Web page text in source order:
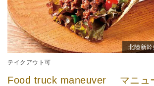
北陸新
テイクアウト可
Food truck maneuver マニュ